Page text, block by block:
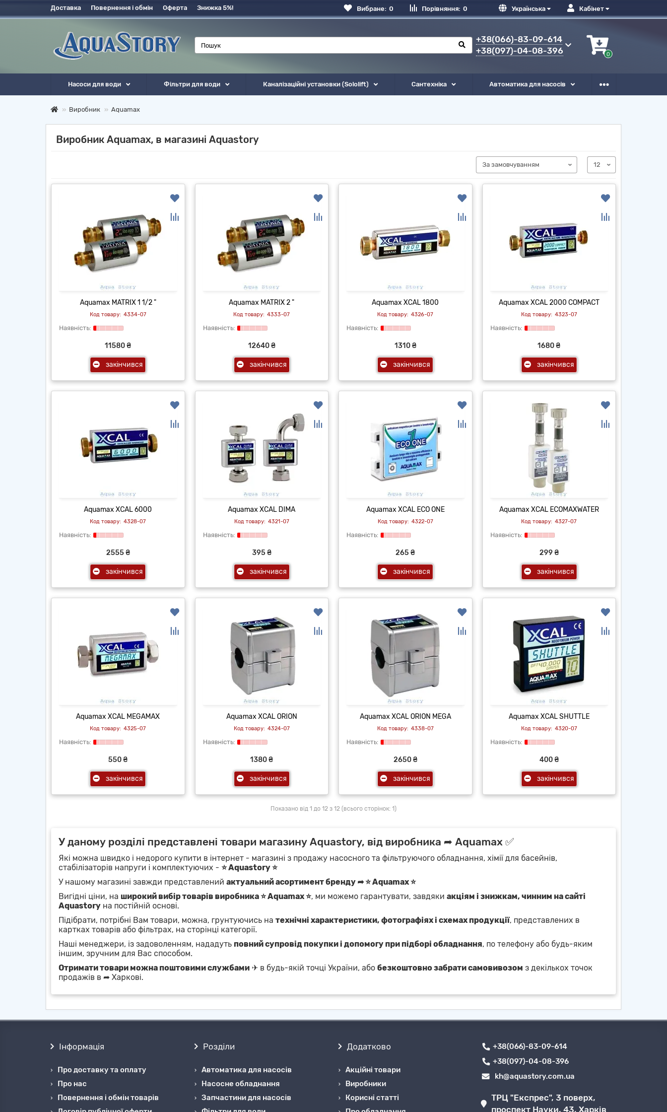
Кабінет
Українська
Порівняння: 0
Вибране: 0
Доставка Повернення і обмін Оферта Знижка 5%!
+38(066)-83-09-614
+38(097)-04-08-396
0
Насоси для води Фільтри для води Каналізаційні установки (Sololift) Сантехніка Автоматика для насосів
Виробник Aquamax
Виробник Aquamax, в магазині Aquastory
Aquamax MATRIX 1 1/2 "
4334-07
11580 ₴
закінчився
Aquamax MATRIX 2 "
4333-07
12640 ₴
закінчився
Aquamax XCAL 1800
4326-07
1310 ₴
закінчився
Aquamax XCAL 2000 COMPACT
4323-07
1680 ₴
закінчився
Aquamax XCAL 6000
4328-07
2555 ₴
закінчився
Aquamax XCAL DIMA
4321-07
395 ₴
закінчився
Aquamax XCAL ECO ONE
4322-07
265 ₴
закінчився
Aquamax XCAL ECOMAXWATER
4327-07
299 ₴
закінчився
Aquamax XCAL MEGAMAX
4325-07
550 ₴
закінчився
Aquamax XCAL ORION
4324-07
1380 ₴
закінчився
Aquamax XCAL ORION MEGA
4338-07
2650 ₴
закінчився
Aquamax XCAL SHUTTLE
4320-07
400 ₴
закінчився
Показано від 1 до 12 з 12 (всього сторінок: 1)
У даному розділі представлені товари магазину Aquastory, від виробника ➦ Aquamax ✅
Які можна швидко і недорого купити в інтернет - магазині з продажу насосного та фільтруючого обладнання, хімії для басейнів,
стабілізаторів напруги і комплектуючих - ⭐ Aquastory ⭐
У нашому магазині завжди представлений актуальний асортимент бренду ➦ ⭐ Aquamax ⭐
Вигідні ціни, на широкий вибір товарів виробника ⭐ Aquamax ⭐, ми можемо гарантувати, завдяки акціям і знижкам, чинним на сайті
Aquastory на постійній основі.
Підібрати, потрібні Вам товари, можна, грунтуючись на технічні характеристики, фотографіях і схемах продукції, представлених в
картках товарів або фільтрах, на сторінці категорії.
Наші менеджери, із задоволенням, нададуть повний супровід покупки і допомогу при підборі обладнання, по телефону або будь-яким
іншим, зручним для Вас способом.
Отримати товари можна поштовими службами ✈ в будь-якій точці України, або безкоштовно забрати самовивозом з декількох точок
продажів в ➦ Харкові.
Інформація
Про доставку та оплату
Про нас
Повернення і обмін товарів
Розділи
Автоматика для насосів
Насосне обладнання
Запчастини для насосів
Додатково
Акційні товари
Виробники
Корисні статті
+38(066)-83-09-614
+38(097)-04-08-396
kh@aquastory.com.ua
ТРЦ "Експрес", 3 поверх,
проспект Науки, 43, Харків